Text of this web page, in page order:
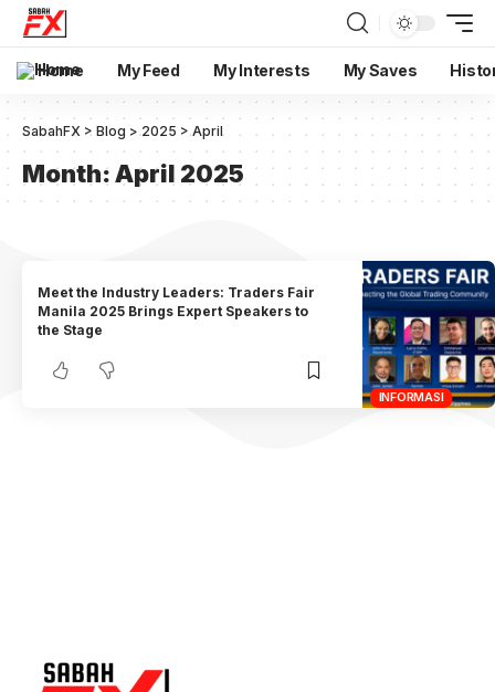
Home My Feed My Interests My Saves
SabahFX > Blog >2025 >April
Month:April 2025
INFORMASI
Meet the Industry Leaders: Traders Fair
Manila 2025 Brings Expert Speakers to
the Stage